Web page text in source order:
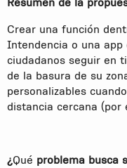
Crear una función
Intendencia o una
ciudadanos seguir en
de la basura de su
personalizables
distancia cercana (por
¿Qué problema busca